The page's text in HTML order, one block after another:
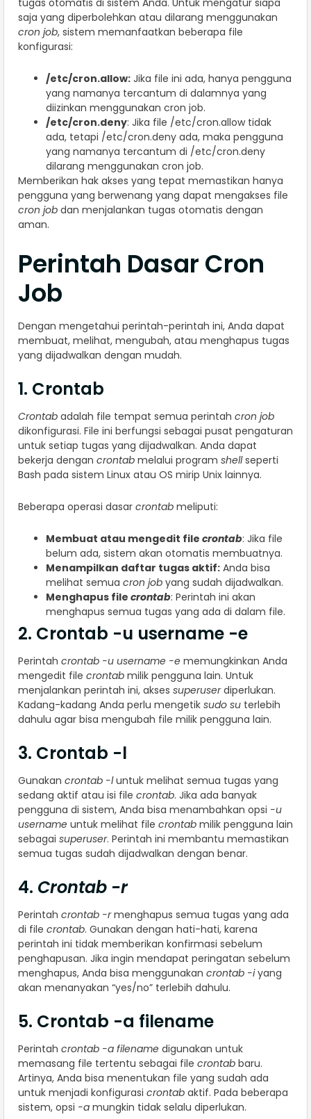
tugas otomatis di sistem Anda. Untuk mengatur siapa
saja yang diperbolehkan atau dilarang menggunakan
cron job, sistem memanfaatkan beberapa file
konfigurasi:
/etc/cron.allow: Jika file ini ada, hanya pengguna
yang namanya tercantum di dalamnya yang
diizinkan menggunakan cron job.
/etc/cron.deny: Jika file /etc/cron.allow tidak
ada, tetapi /etc/cron.deny ada, maka pengguna
yang namanya tercantum di /etc/cron.deny
dilarang menggunakan cron job.
Memberikan hak akses yang tepat memastikan hanya
pengguna yang berwenang yang dapat mengakses file
cron job dan menjalankan tugas otomatis dengan
aman.
Perintah Dasar Cron
Job
Dengan mengetahui perintah-perintah ini, Anda dapat
membuat, melihat, mengubah, atau menghapus tugas
yang dijadwalkan dengan mudah.
1. Crontab
Crontab adalah file tempat semua perintah cron job
dikonfigurasi. File ini berfungsi sebagai pusat pengaturan
untuk setiap tugas yang dijadwalkan. Anda dapat
bekerja dengan crontab melalui program shellseperti
Bash pada sistem Linux atau OS mirip Unix lainnya.
Beberapa operasi dasar crontab meliputi:
Membuat atau mengedit file crontab: Jika file
belum ada, sistem akan otomatis membuatnya.
Menampilkan daftar tugas aktif: Anda bisa
melihat semua cron job yang sudah dijadwalkan.
Menghapus file crontab: Perintah ini akan
menghapus semua tugas yang ada di dalam file.
2. Crontab -u username -e
Perintah crontab -u username -e memungkinkan Anda
mengedit file crontab milik pengguna lain. Untuk
menjalankan perintah ini, akses superuserdiperlukan.
Kadang-kadang Anda perlu mengetik sudo su terlebih
dahulu agar bisa mengubah file milik pengguna lain.
3. Crontab -l
Gunakan crontab -luntuk melihat semua tugas yang
sedang aktif atau isi file crontab. Jika ada banyak
pengguna di sistem, Anda bisa menambahkan opsi -u
username untuk melihat file crontab milik pengguna lain
sebagai superuser. Perintah ini membantu memastikan
semua tugas sudah dijadwalkan dengan benar.
4. Crontab -r
Perintah crontab -rmenghapus semua tugas yang ada
di file crontab. Gunakan dengan hati-hati, karena
perintah ini tidak memberikan konfirmasi sebelum
penghapusan. Jika ingin mendapat peringatan sebelum
menghapus, Anda bisa menggunakan crontab -iyang
akan menanyakan “yes/no” terlebih dahulu.
5. Crontab -a filename
Perintah crontab -a filename digunakan untuk
memasang file tertentu sebagai file crontab baru.
Artinya, Anda bisa menentukan file yang sudah ada
untuk menjadi konfigurasi crontab aktif. Pada beberapa
sistem, opsi -a mungkin tidak selalu diperlukan.